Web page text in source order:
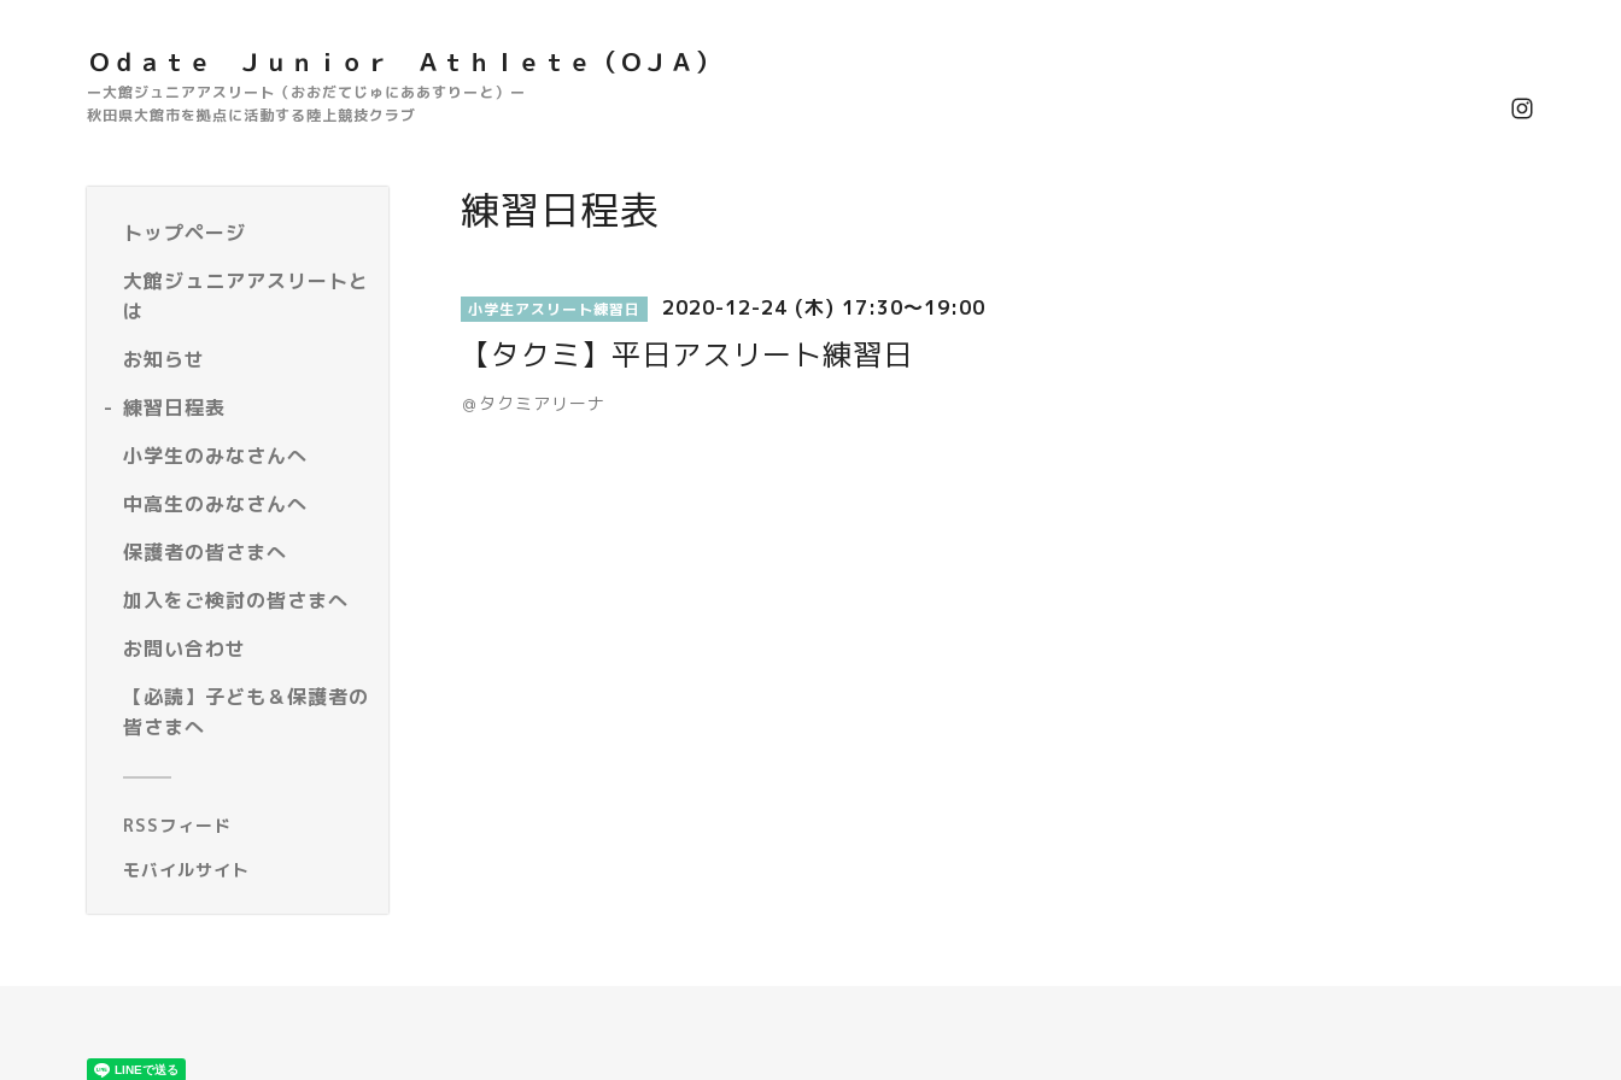
Ｏｄａｔｅ Ｊｕｎｉｏｒ Ａｔｈｌｅｔｅ（ＯＪＡ）
ー大館ジュニアアスリート（おおだてじゅにああすりーと）ー
秋田県大館市を拠点に活動する陸上競技クラブ
トップページ
大館ジュニアアスリートと
は
お知らせ
練習日程表
小学生のみなさんへ
中高生のみなさんへ
保護者の皆さまへ
加入をご検討の皆さまへ
お問い合わせ
【必読】子ども＆保護者の
皆さまへ
RSSフィード
モバイルサイト
練習日程表
小学生アスリート練習日 2020-12-24 (木) 17:30～19:00
【タクミ】平日アスリート練習日
＠タクミアリーナ